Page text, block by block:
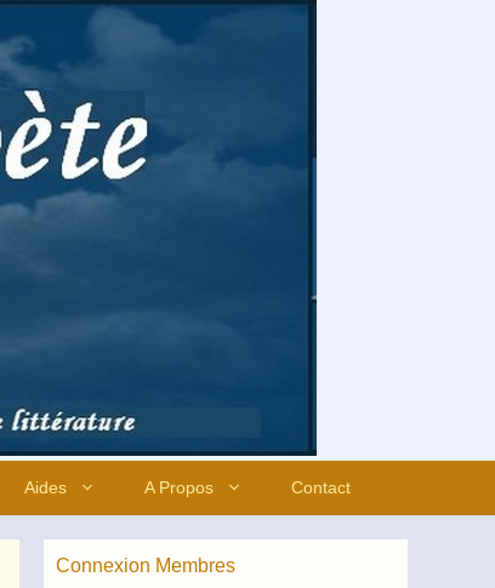
Aides A Propos Contact
Connexion Membres